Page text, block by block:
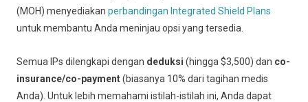
(MOH) menyediakan perbandingan Integrated Shield Plans
untuk membantu Anda meninjau opsi yang tersedia.
Semua IPs dilengkapi dengan deduksi (hingga $3,500) dan co-
insurance/co-payment(biasanya 10% dari tagihan medis
Anda). Untuk lebih memahami istilah-istilah ini, Anda dapat